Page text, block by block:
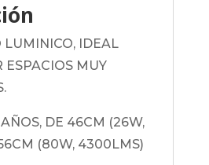
LUMINICO, IDEAL
ESPACIOS MUY
DE 46CM (26W,
(80W, 4300LMS)